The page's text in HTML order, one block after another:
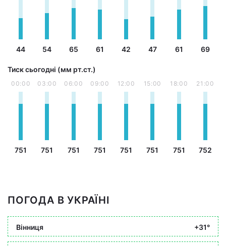
44 54 65 61 42 47 61 69
Тиск сьогодні (мм рт.ст.)
00:00
751
03:00
751
06:00
751
09:00
751
12:00
751
15:00
751
18:00
751
21:00
752
ПОГОДА В УКРАЇНІ
Вінниця +31°